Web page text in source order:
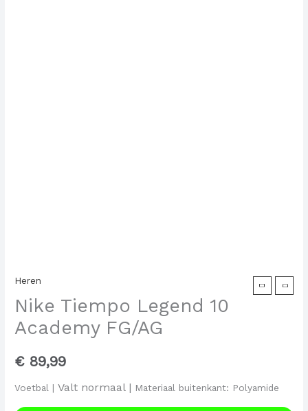
Heren
Nike Tiempo Legend 10
Academy FG/AG
€ 89,99
Voetbal |Valt normaal | Materiaal buitenkant: Polyamide